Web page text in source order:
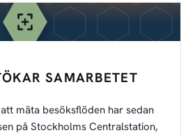
SAMARBETET
mäta besöksflöden har sedan
på Stockholms Centralstation,